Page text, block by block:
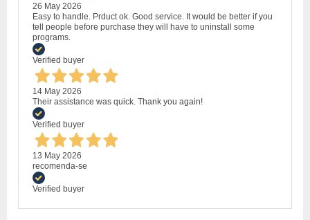
26 May 2026
Easy to handle. Prduct ok. Good service. It would be better if you
tell people before purchase they will have to uninstall some
programs.
Verified buyer
14 May 2026
Their assistance was quick. Thank you again!
Verified buyer
13 May 2026
recomenda-se
Verified buyer